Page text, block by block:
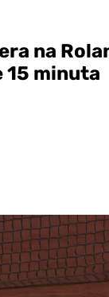
na
15 minuta